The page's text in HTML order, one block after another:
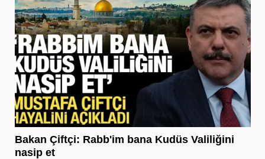
Bakan Çiftçi: Rabb'im bana Kudüs Valiliğini
nasip et